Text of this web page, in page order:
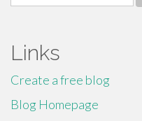
for:
Links
Create a free blog
Blog Homepage